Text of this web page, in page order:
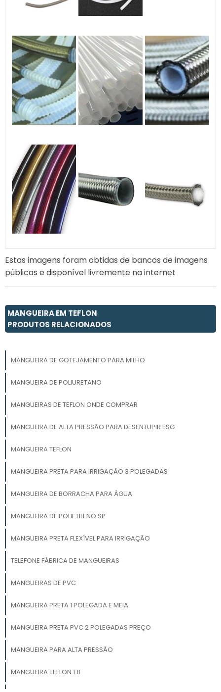
Estas imagens foram obtidas de bancos de imagens
públicas e disponível livremente na internet
MANGUEIRA EM TEFLON
PRODUTOS RELACIONADOS
MANGUEIRA DE GOTEJAMENTO PARA MILHO
MANGUEIRA DE POLIURETANO
MANGUEIRAS DE TEFLON ONDE COMPRAR
MANGUEIRA DE ALTA PRESSÃO PARA DESENTUPIR ESG
MANGUEIRA TEFLON
MANGUEIRA PRETA PARA IRRIGAÇÃO 3 POLEGADAS
MANGUEIRA DE BORRACHA PARA ÁGUA
MANGUEIRA DE POLIETILENO SP
MANGUEIRA PRETA FLEXÍVEL PARA IRRIGAÇÃO
TELEFONE FÁBRICA DE MANGUEIRAS
MANGUEIRAS DE PVC
MANGUEIRA PRETA 1 POLEGADA E MEIA
MANGUEIRA PRETA PVC 2 POLEGADAS PREÇO
MANGUEIRA PARA ALTA PRESSÃO
MANGUEIRA TEFLON 1 8